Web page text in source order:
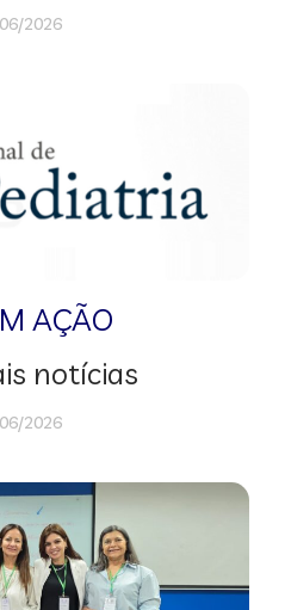
2026
AÇÃO
notícias
2026